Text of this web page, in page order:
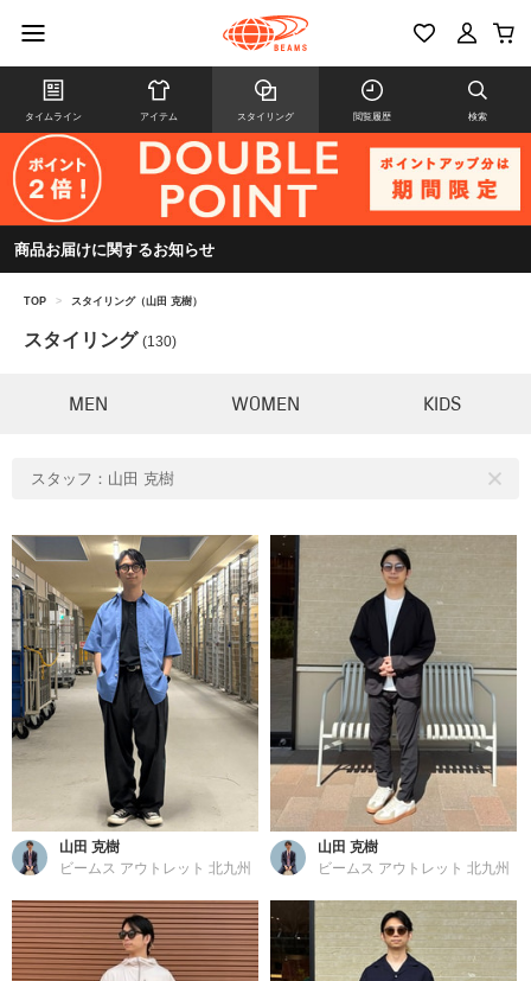
タイムライン アイテム スタイリング 閲覧履歴 検索
商品お届けに関するお知らせ
TOP > スタイリング（山田 克樹）
スタイリング (130)
MEN WOMEN KIDS
スタッフ：山田 克樹
山田 克樹
ビームス アウトレット 北九州
山田 克樹
ビームス アウトレット 北九州